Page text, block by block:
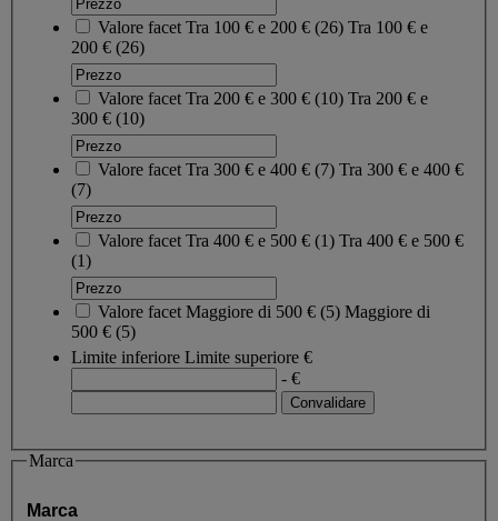
Valore facet Tra 100 € e 200 € (26) Tra 100 € e
200 € (26)
Valore facet Tra 200 € e 300 € (10) Tra 200 € e
300 € (10)
Valore facet Tra 300 € e 400 € (7) Tra 300 € e 400 €
(7)
Valore facet Tra 400 € e 500 € (1) Tra 400 € e 500 €
(1)
Valore facet Maggiore di 500 € (5) Maggiore di
500 € (5)
Limite inferiore Limite superiore €
- €
Marca
Marca